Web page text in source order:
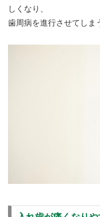
しくなり、
歯周病を進行させてしま